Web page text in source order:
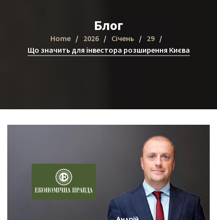
Блог
Home 2026 Січень
29
Що значить для інвестора розширення Києва